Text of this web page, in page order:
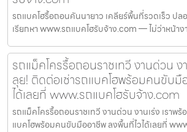
รถแบคโฮรื้อถอนคันนายาว เคลียร์พื้นที่รวดเร็ว ปล
เรียกหา www.รถแบคโฮรับจ้าง.com — ไม่ว่าหน้า
รถแม็คโครรื้อถอนราชเทวี งานด่วน ง
ลุย! ติดต่อเช่ารถแบคโฮพร้อมคนขับมื
ได้เลยที่ www.รถแบคโฮรับจ้าง.com
รถแม็คโครรื้อถอนราชเทวี งานด่วน งานเร่ง เราพ
แบคโฮพร้อมคนขับมืออาชีพ ลงพื้นที่ไวได้เลยที่